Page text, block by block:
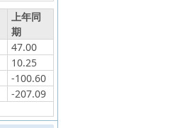
上年同
期
47.00
10.25
-100.60
-207.09